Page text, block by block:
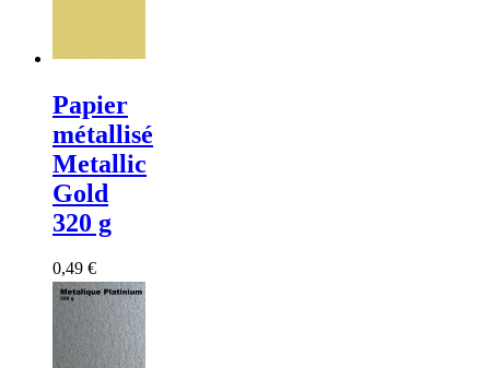
Papier
métallisé
Metallic
Gold
320 g
0,49 €